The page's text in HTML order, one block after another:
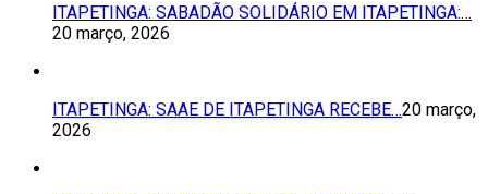
ITAPETINGA: SABADÃO SOLIDÁRIO EM ITAPETINGA:…
20 março, 2026
ITAPETINGA: SAAE DE ITAPETINGA RECEBE…20 março,
2026